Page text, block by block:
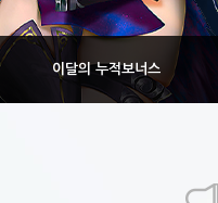
이달의 누적보너스